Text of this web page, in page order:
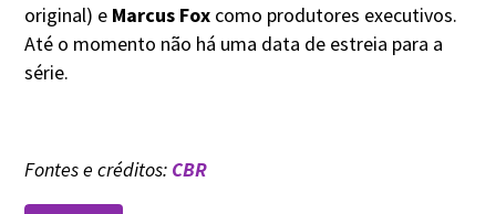
original) e Marcus Fox como produtores executivos.
Até o momento não há uma data de estreia para a
série.
Fontes e créditos: CBR